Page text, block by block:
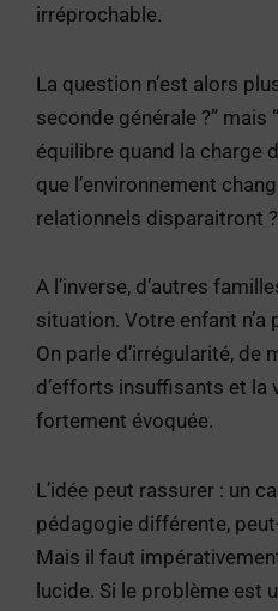
irréprochable.
La question n’est alors
seconde générale ?” mais
équilibre quand la charge
que l’environnement
relationnels disparaitront
A l’inverse, d’autres
situation. Votre enfant n’a
On parle d’irrégularité, de
d’efforts insuffisants et la
fortement évoquée.
L’idée peut rassurer : un
pédagogie différente,
Mais il faut
lucide. Si le problème est